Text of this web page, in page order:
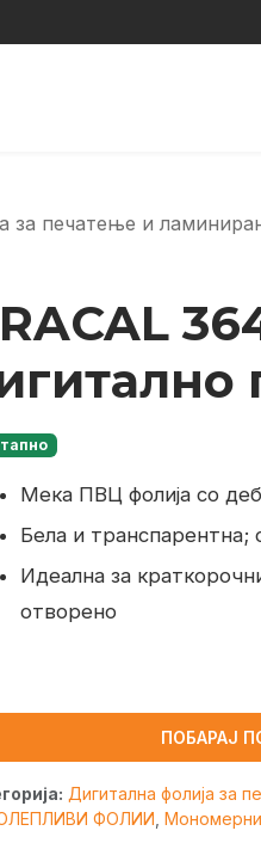
за печатење и
Мека ПВЦ фолија со
Бела и транспарентна;
Идеална за
отворено
ПОБАРАЈ
Дигитална фолија за
ФОЛИИ